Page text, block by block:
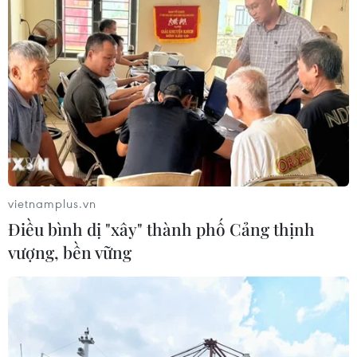
vietnamplus.vn
Điều bình dị "xây" thành phố Cảng thịnh
vượng, bền vững